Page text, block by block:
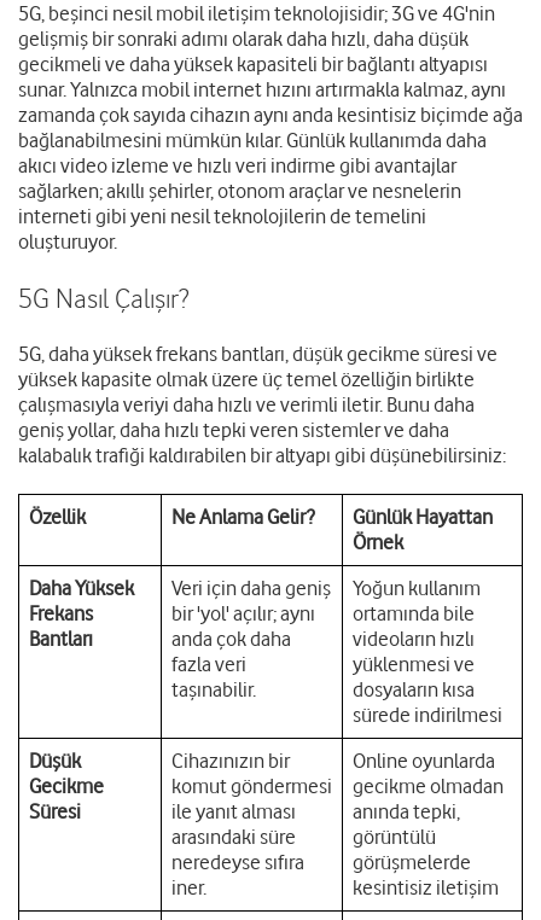
5G, beşinci nesil mobil iletişim teknolojisidir; 3G ve 4G'nin
gelişmiş bir sonraki adımı olarak daha hızlı, daha düşük
gecikmeli ve daha yüksek kapasiteli bir bağlantı altyapısı
sunar. Yalnızca mobil internet hızını artırmakla kalmaz, aynı
zamanda çok sayıda cihazın aynı anda kesintisiz biçimde ağa
bağlanabilmesini mümkün kılar. Günlük kullanımda daha
akıcı video izleme ve hızlı veri indirme gibi avantajlar
sağlarken; akıllı şehirler, otonom araçlar ve nesnelerin
interneti gibi yeni nesil teknolojilerin de temelini
oluşturuyor.
5G Nasıl Çalışır?
5G, daha yüksek frekans bantları, düşük gecikme süresi ve
yüksek kapasite olmak üzere üç temel özelliğin birlikte
çalışmasıyla veriyi daha hızlı ve verimli iletir. Bunu daha
geniş yollar, daha hızlı tepki veren sistemler ve daha
kalabalık trafiği kaldırabilen bir altyapı gibi düşünebilirsiniz:
Özellik Ne Anlama Gelir?
Günlük Hayattan
Örnek
Daha Yüksek
Frekans
Bantları
Veri için daha geniş
bir 'yol' açılır; aynı
anda çok daha
fazla veri
taşınabilir.
Yoğun kullanım
ortamında bile
videoların hızlı
yüklenmesi ve
dosyaların kısa
sürede indirilmesi
Düşük
Gecikme
Süresi
Cihazınızın bir
komut göndermesi
ile yanıt alması
arasındaki süre
neredeyse sıfıra
iner.
Online oyunlarda
gecikme olmadan
anında tepki,
görüntülü
görüşmelerde
kesintisiz iletişim